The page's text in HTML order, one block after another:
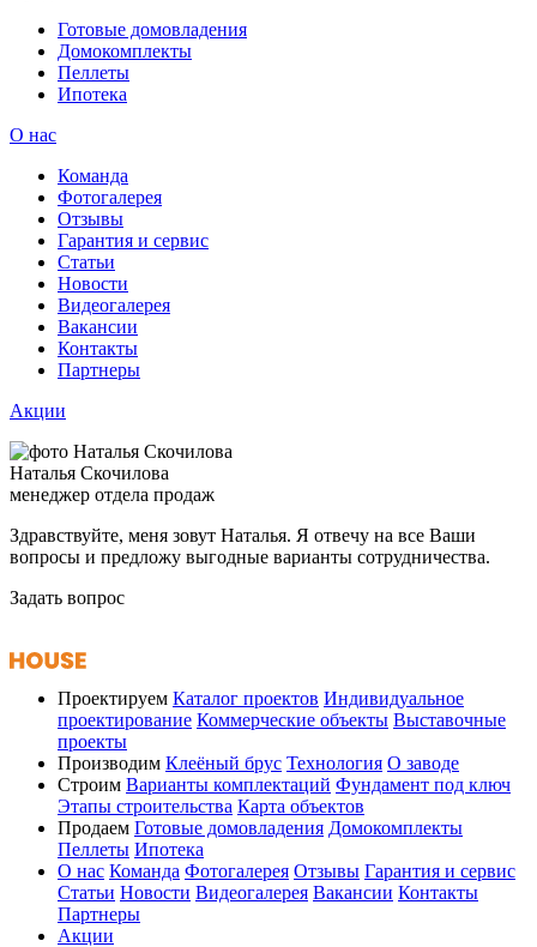
Готовые домовладения
Домокомплекты
Пеллеты
Ипотека
О нас
Команда
Фотогалерея
Отзывы
Гарантия и сервис
Статьи
Новости
Видеогалерея
Вакансии
Контакты
Партнеры
Акции
Наталья Скочилова
менеджер отдела продаж
Здравствуйте, меня зовут Наталья. Я отвечу на все Ваши
вопросы и предложу выгодные варианты сотрудничества.
Задать вопрос
Проектируем Каталог проектов Индивидуальное
проектирование Коммерческие объекты Выставочные
проекты
Производим Клеёный брус Технология О заводе
Строим Варианты комплектаций Фундамент под ключ
Этапы строительства Карта объектов
Продаем Готовые домовладения Домокомплекты
Пеллеты Ипотека
О нас Команда Фотогалерея Отзывы Гарантия и сервис
Статьи Новости Видеогалерея Вакансии Контакты
Партнеры
Акции